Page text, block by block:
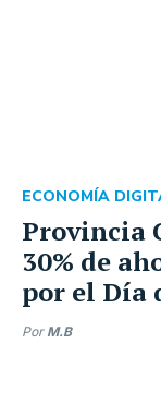
Provincia
30% de
por el Día
ECONOMÍA
Por M.B